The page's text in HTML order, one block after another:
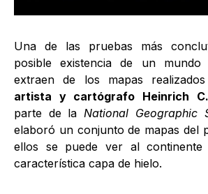
Una de las pruebas más
posible existencia de un mundo
extraen de los mapas
artista y cartógrafo Heinrich
parte de la National Geographic
elaboró un conjunto de mapas del
ellos se puede ver al
característica capa de hielo.